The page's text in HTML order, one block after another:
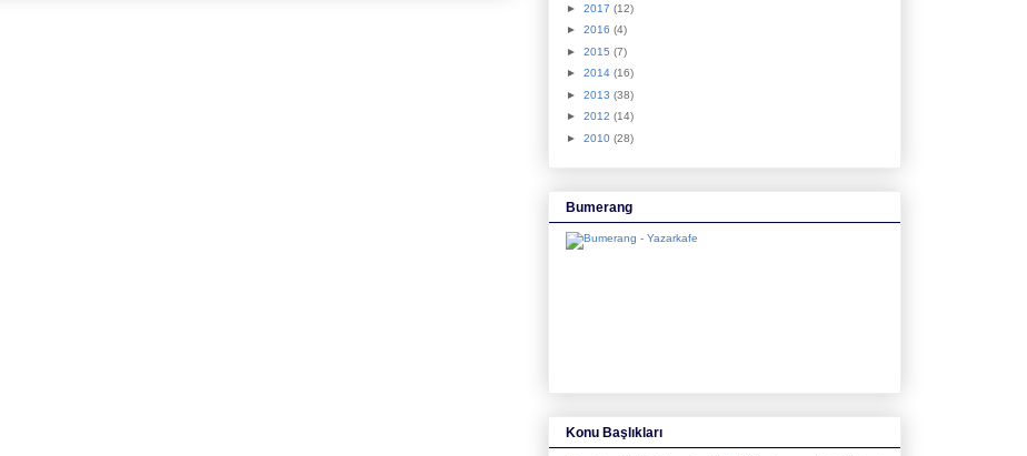
► 2017 (12)
► 2016 (4)
► 2015 (7)
► 2014 (16)
► 2013 (38)
► 2012 (14)
► 2010 (28)
Bumerang
Konu Başlıkları